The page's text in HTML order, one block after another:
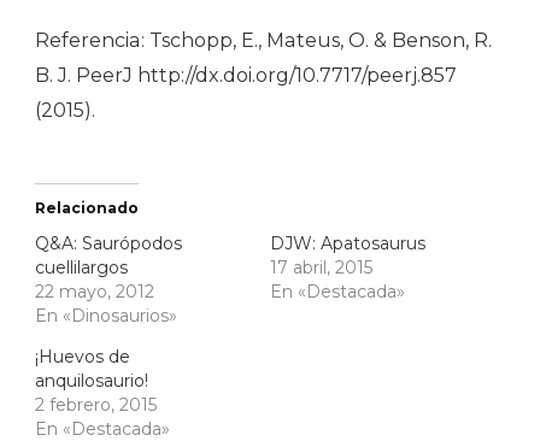
Referencia: Tschopp, E., Mateus, O. & Benson, R.
B. J. PeerJ http://dx.doi.org/10.7717/peerj.857
(2015).
Relacionado
Q&A: Saurópodos
cuellilargos
22 mayo, 2012
En «Dinosaurios»
DJW: Apatosaurus
17 abril, 2015
En «Destacada»
¡Huevos de
anquilosaurio!
2 febrero, 2015
En «Destacada»